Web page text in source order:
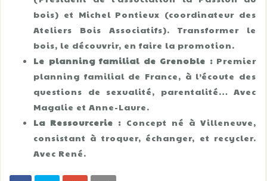
bois) et Michel Pontieux (coordinateur des
Ateliers Bois Associatifs). Transformer le
bois, le découvrir, en faire la promotion.
Le planning familial de Grenoble :Premier
planning familial de France, à l’écoute des
questions de sexualité, parentalité… Avec
Magalie et Anne-Laure.
La Ressourcerie : Concept né à Villeneuve,
consistant à troquer, échanger, et recycler.
Avec René.